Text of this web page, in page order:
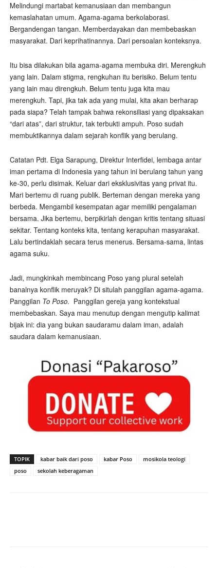
Melindungi martabat kemanusiaan dan membangun
kemaslahatan umum. Agama-agama berkolaborasi.
Bergandengan tangan. Memberdayakan dan membebaskan
masyarakat. Dari keprihatinannya. Dari persoalan konteksnya.
Itu bisa dilakukan bila agama-agama membuka diri. Merengkuh
yang lain. Dalam stigma, rengkuhan itu berisiko. Belum tentu
yang lain mau direngkuh. Belum tentu juga kita mau
merengkuh. Tapi, jika tak ada yang mulai, kita akan berharap
pada siapa? Telah tampak bahwa rekonsiliasi yang dipaksakan
“dari atas”, dari struktur, tak terbukti ampuh. Poso sudah
membuktikannya dalam sejarah konflik yang berulang.
Catatan Pdt. Elga Sarapung, Direktur Interfidei, lembaga antar
iman pertama di Indonesia yang tahun ini berulang tahun yang
ke-30, perlu disimak. Keluar dari eksklusivitas yang privat itu.
Mari bertemu di ruang publik. Berteman dengan mereka yang
berbeda. Mengambil kesempatan agar memiliki pengalaman
bersama. Jika bertemu, berpikirlah dengan kritis tentang situasi
sekitar. Tentang konteks kita, tentang kerapuhan masyarakat.
Lalu bertindaklah secara terus menerus. Bersama-sama, lintas
agama suku.
Jadi, mungkinkah membincang Poso yang plural setelah
banalnya konflik meruyak? Di situlah panggilan agama-agama.
Panggilan To Poso. Panggilan gereja yang kontekstual
membebaskan. Saya mau menutup dengan mengutip kalimat
bijak ini: dia yang bukan saudaramu dalam iman, adalah
saudara dalam kemanusiaan.
TOPIK kabar baik dari poso kabar Poso
mosikola teologi
poso
sekolah keberagaman